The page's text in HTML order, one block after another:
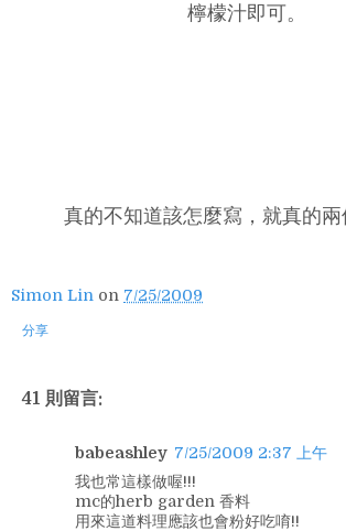
檸檬汁即可。
真的不知道該怎麼寫，就真的
Simon Lin on 7/25/2009
分享
41 則留言:
babeashley 7/25/2009 2:37 上午
我也常這樣做喔!!!
mc的herb garden 香料
用來這道料理應該也會粉好吃唷!!